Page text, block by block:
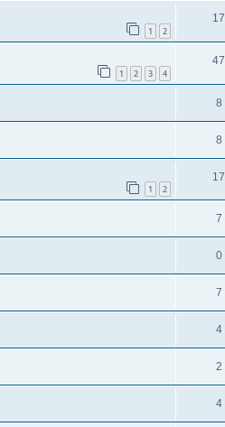
1 2
17
1 2 3 4
47
8
8
1 2
17
7
0
7
4
2
4